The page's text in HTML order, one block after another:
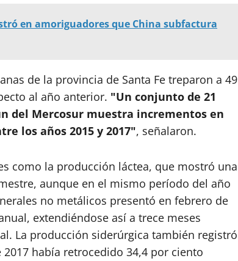
en amoriguadores que China subfactura
de la provincia de Santa Fe treparon a 49
al año anterior. "Un conjunto de 21
del Mercosur muestra incrementos en
los años 2015 y 2017", señalaron.
como la producción láctea, que mostró una
aunque en el mismo período del año
no metálicos presentó en febrero de
extendiéndose así a trece meses
La producción siderúrgica también registró
había retrocedido 34,4 por ciento